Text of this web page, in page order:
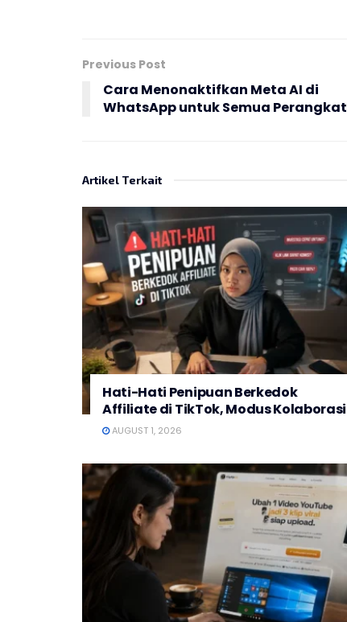
Previous Post
Cara Menonaktifkan Meta AI di
WhatsApp untuk Semua Perangkat
Artikel Terkait
Hati-Hati Penipuan Berkedok
Affiliate di TikTok, Modus Kolaborasi
AUGUST 1, 2026